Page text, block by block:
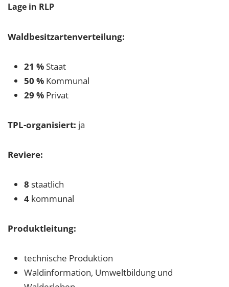
Lage in RLP
Waldbesitzartenverteilung:
21 %Staat
50 % Kommunal
29 % Privat
TPL-organisiert: ja
Reviere:
8 staatlich
4 kommunal
Produktleitung:
technische Produktion
Waldinformation, Umweltbildung und